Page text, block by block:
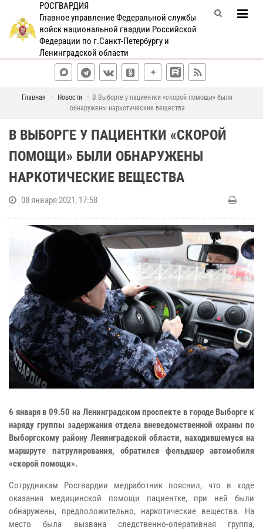
РОСГВАРДИЯ
Главное управление Федеральной службы
войск национальной гвардии Российской
Федерации по г.Санкт-Петербургу и
Ленинградской области
Главная Новости
В Выборге у пациентки «скорой помощи» были
обнаружены наркотические вещества
В ВЫБОРГЕ У ПАЦИЕНТКИ «СКОРОЙ
ПОМОЩИ» БЫЛИ ОБНАРУЖЕНЫ
НАРКОТИЧЕСКИЕ ВЕЩЕСТВА
08 января 2021, 17:58
6 января в 09.50 на Ленинградском проспекте в городе Выборге к
наряду группы задержания отдела вневедомственной охраны по
Выборгскому району Ленинградской области, находившемуся на
маршруте патрулирования, обратился фельдшер автомобиля
«скорой помощи».
Сотрудникам Росгвардии медработник пояснил, что в ходе
оказания медицинской помощи пациентке, при ней были
обнаружены, предположительно, наркотические вещества. На
место была вызвана следственно-оперативная группа,